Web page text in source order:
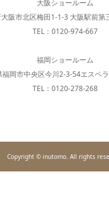
大阪ショールーム
阪市北区梅田1-1-3 大阪駅前第
TEL：0120-974-667
福岡ショールーム
福岡市中央区今川2-3-54エスペ
TEL：0120-278-268
Copyright © inutomo. All rights